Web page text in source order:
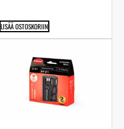
LISÄÄ OSTOSKORIIN